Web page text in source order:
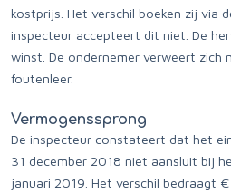
kostprijs. Het verschil boeken zij via
inspecteur accepteert dit niet. De
winst. De ondernemer verweert zich
foutenleer.
Vermogenssprong
De inspecteur constateert dat het
31 december 2018 niet aansluit bij
januari 2019. Het verschil bedraagt